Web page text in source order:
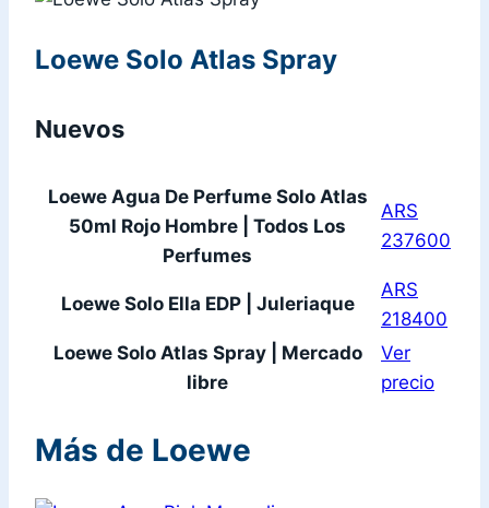
Loewe Solo Atlas Spray
Nuevos
Loewe Agua De Perfume Solo Atlas
50ml Rojo Hombre | Todos Los
Perfumes
ARS
237600
Loewe Solo Ella EDP | Juleriaque
ARS
218400
Loewe Solo Atlas Spray | Mercado
libre
Ver
precio
Más de Loewe